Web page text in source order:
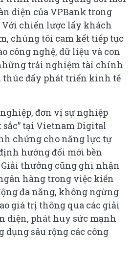
diện của VPBank trong
Với chiến lược lấy khách
chúng tôi cam kết tiếp tục
công nghệ, dữ liệu và con
trải nghiệm tài chính
thúc đẩy phát triển kinh tế
đơn vị sự nghiệp
tại Vietnam Digital
chứng cho năng lực tự
hướng đổi mới bền
thưởng cũng ghi nhận
hàng trong việc kiến
đa năng, không ngừng
giá trị thông qua các giải
diện, phát huy sức mạnh
dụng sâu rộng các công